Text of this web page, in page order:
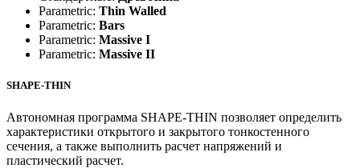
Parametric: Thin Walled
Parametric: Bars
Parametric: Massive I
Parametric: Massive II
SHAPE-THIN
Автономная программа SHAPE-THIN позволяет определить
характеристики открытого и закрытого тонкостенного
сечения, а также выполнить расчет напряжений и
пластический расчет.